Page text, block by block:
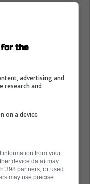
for the
advertising and
research and
on a device
information from your
device data) may
398 partners, or used
may use precise